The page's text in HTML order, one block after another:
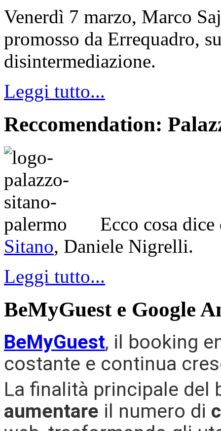
Venerdì 7 marzo, Marco
promosso da Errequadro,
disintermediazione.
Leggi tutto...
Reccomendation:
Ecco cosa
Sitano, Daniele Nigrelli.
Leggi tutto...
BeMyGuest e Google
BeMyGuest, il booking
costante e continua
La finalità principale del
aumentare il numero di